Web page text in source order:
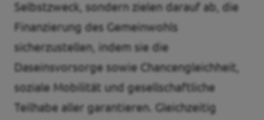
Selbstzweck, sondern zielen darauf ab, die
Finanzierung des Gemeinwohls
sicherzustellen, indem sie die
Daseinsvorsorge sowie Chancengleichheit,
soziale Mobilität und gesellschaftliche
Teilhabe aller garantieren. Gleichzeitig